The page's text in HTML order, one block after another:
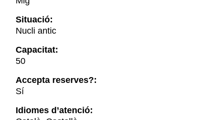
Situació:
Nucli antic
Capacitat:
50
Accepta reserves?:
Sí
Idiomes d’atenció: